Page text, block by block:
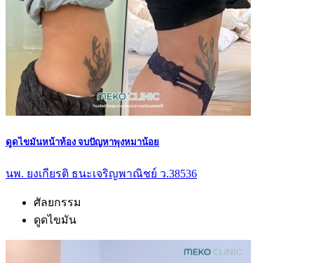
ดูดไขมันหน้าท้อง จบปัญหาพุงหมาน้อย
นพ. ยงเกียรติ ธนะเจริญพาณิชย์ ว.38536
ศัลยกรรม
ดูดไขมัน